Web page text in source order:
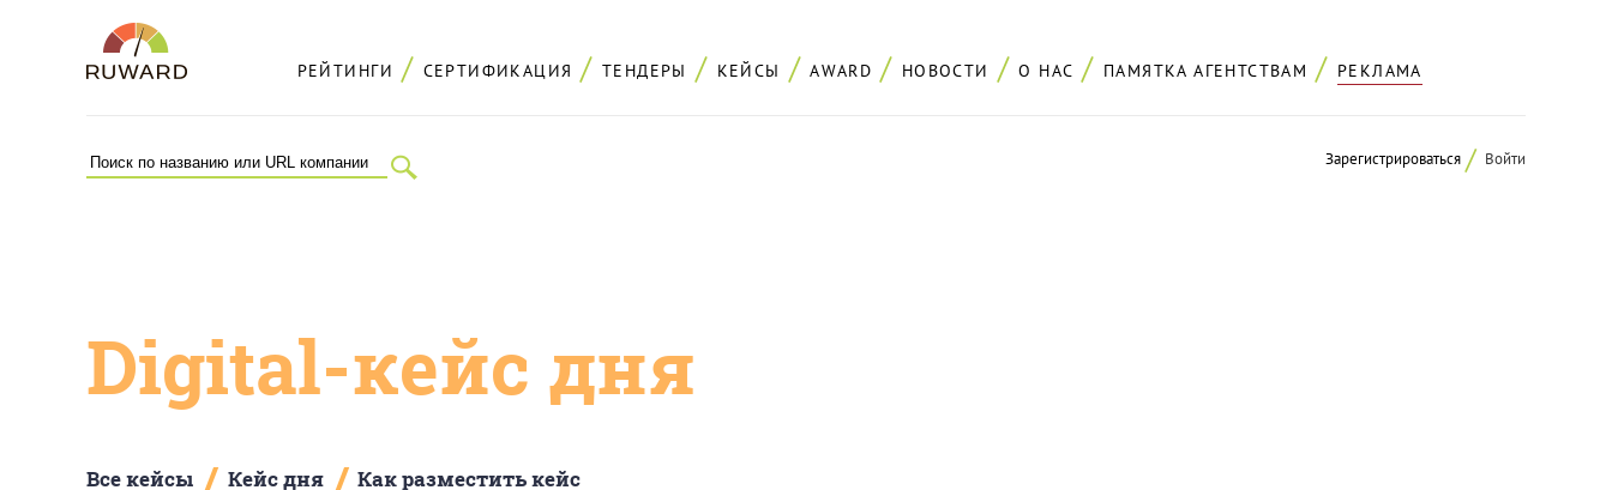
РЕЙТИНГИ СЕРТИФИКАЦИЯ ТЕНДЕРЫ КЕЙСЫ AWARD НОВОСТИ О НАС ПАМЯТКА АГЕНТСТВАМ РЕКЛАМА
Зарегистрироваться Войти
Digital-кейс дня
Все кейсы / Кейс дня / Как разместить кейс